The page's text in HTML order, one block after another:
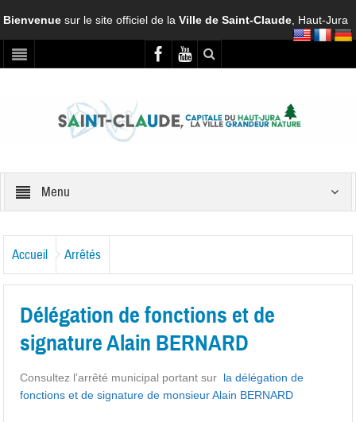
Bienvenuesur le site officiel de laVille de Saint-Claude , Haut-Jura
Menu
Accueil Arrêtés
Délégation de fonctions et de
signature Alain BERNARD
Consultez l’arrêté municipal portant sur la délégation de
fonctions et de signature de monsieur Alain BERNARD